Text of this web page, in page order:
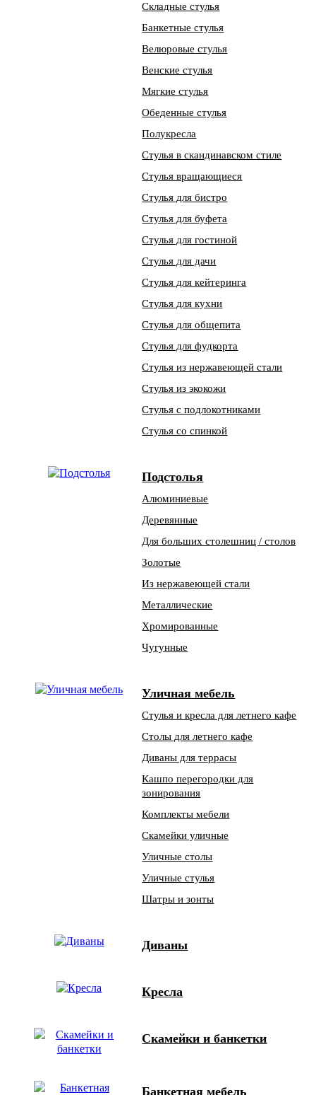
Складные стулья
Банкетные стулья
Велюровые стулья
Венские стулья
Мягкие стулья
Обеденные стулья
Полукресла
Стулья в скандинавском стиле
Стулья вращающиеся
Стулья для бистро
Стулья для буфета
Стулья для гостиной
Стулья для дачи
Стулья для кейтеринга
Стулья для кухни
Стулья для общепита
Стулья для фудкорта
Стулья из нержавеющей стали
Стулья из экокожи
Стулья с подлокотниками
Стулья со спинкой
Подстолья
Алюминиевые
Деревянные
Для больших столешниц / столов
Золотые
Из нержавеющей стали
Металлические
Хромированные
Чугунные
Уличная мебель
Стулья и кресла для летнего кафе
Столы для летнего кафе
Диваны для террасы
Кашпо перегородки для
зонирования
Комплекты мебели
Скамейки уличные
Уличные столы
Уличные стулья
Шатры и зонты
Диваны
Кресла
Скамейки и банкетки
Банкетная мебель